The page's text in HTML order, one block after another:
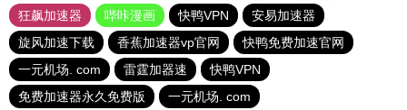
狂飙加速器
哔咔漫画 快鸭VPN
安易加速器
旋风加速下载
香蕉加速器vp官网
快鸭免费加速官网
一元机场. com
雷霆加器速
快鸭VPN
免费加速器永久免费版
一元机场. com